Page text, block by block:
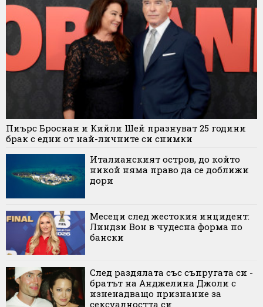
Пиърс Броснан и Кийли Шей празнуват 25 години
брак с едни от най-личните си снимки
Италианският остров, до който
никой няма право да се доближи
дори
Месеци след жестокия инцидент:
Линдзи Вон в чудесна форма по
бански
След раздялата със съпругата си -
братът на Анджелина Джоли с
изненадващо признание за
сексуалността си